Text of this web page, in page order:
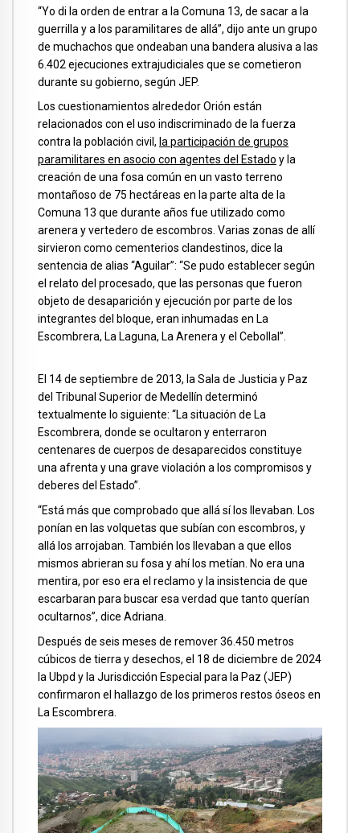
“Yo di la orden de entrar a la Comuna 13, de sacar a la
guerrilla y a los paramilitares de allá”, dijo ante un grupo
de muchachos que ondeaban una bandera alusiva a las
6.402 ejecuciones extrajudiciales que se cometieron
durante su gobierno, según JEP.
Los cuestionamientos alrededor Orión están
relacionados con el uso indiscriminado de la fuerza
contra la población civil, la participación de grupos
paramilitares en asocio con agentes del Estado y la
creación de una fosa común en un vasto terreno
montañoso de 75 hectáreas en la parte alta de la
Comuna 13 que durante años fue utilizado como
arenera y vertedero de escombros. Varias zonas de allí
sirvieron como cementerios clandestinos, dice la
sentencia de alias “Aguilar”: “Se pudo establecer según
el relato del procesado, que las personas que fueron
objeto de desaparición y ejecución por parte de los
integrantes del bloque, eran inhumadas en La
Escombrera, La Laguna, La Arenera y el Cebollal”.
El 14 de septiembre de 2013, la Sala de Justicia y Paz
del Tribunal Superior de Medellín determinó
textualmente lo siguiente: “La situación de La
Escombrera, donde se ocultaron y enterraron
centenares de cuerpos de desaparecidos constituye
una afrenta y una grave violación a los compromisos y
deberes del Estado”.
“Está más que comprobado que allá sí los llevaban. Los
ponían en las volquetas que subían con escombros, y
allá los arrojaban. También los llevaban a que ellos
mismos abrieran su fosa y ahí los metían. No era una
mentira, por eso era el reclamo y la insistencia de que
escarbaran para buscar esa verdad que tanto querían
ocultarnos”, dice Adriana.
Después de seis meses de remover 36.450 metros
cúbicos de tierra y desechos, el 18 de diciembre de 2024
la Ubpd y la Jurisdicción Especial para la Paz (JEP)
confirmaron el hallazgo de los primeros restos óseos en
La Escombrera.